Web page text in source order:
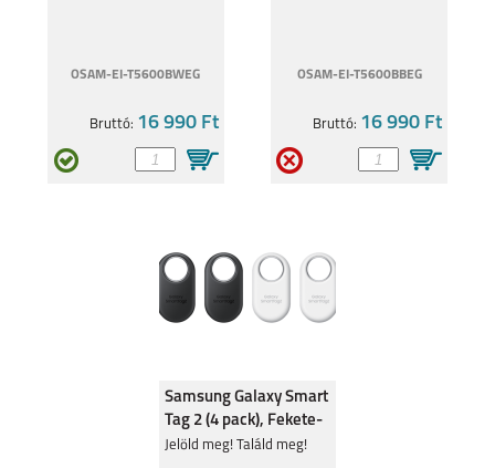
HONOR MAGIC 6 PRO
OSAM-EI-T5600BWEG
Bruttó: 16 990 Ft
OSAM-EI-T5600BBEG
Bruttó: 16 990 Ft
Samsung Galaxy Smart
Tag 2 (4 pack), Fekete-
fehér
Jelöld meg! Találd meg!